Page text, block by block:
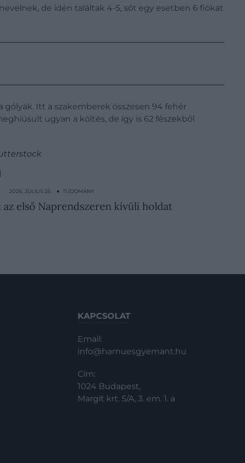
de idén találtak 4-5, sőt egy esetben 6 fiókát
Itt a szakemberek összesen 94 fehér
ugyan a költés, de így is 62 fészekből
2026. JÚLIUS 25. ● TUDOMÁNY
első Naprendszeren kívüli holdat
KAPCSOLAT
Email:
info@hamuesgyemant.hu
Cím:
1024 Budapest,
Margit krt. 5/A, 3. em. 1. a